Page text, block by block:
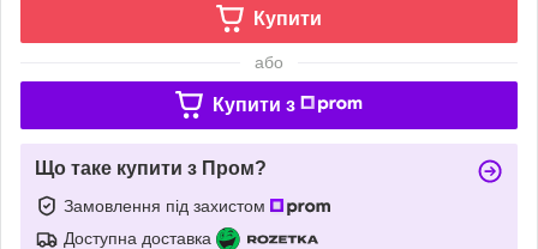
Купити
або
Купити з
Що таке купити з Пром?
Замовлення під захистом
Доступна доставка